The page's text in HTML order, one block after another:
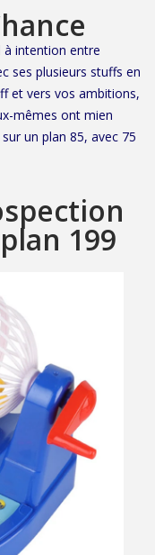
à intention entre
ses plusieurs stuffs en
et vers vos ambitions,
mêmes ont mien
un plan 85, avec 75
199